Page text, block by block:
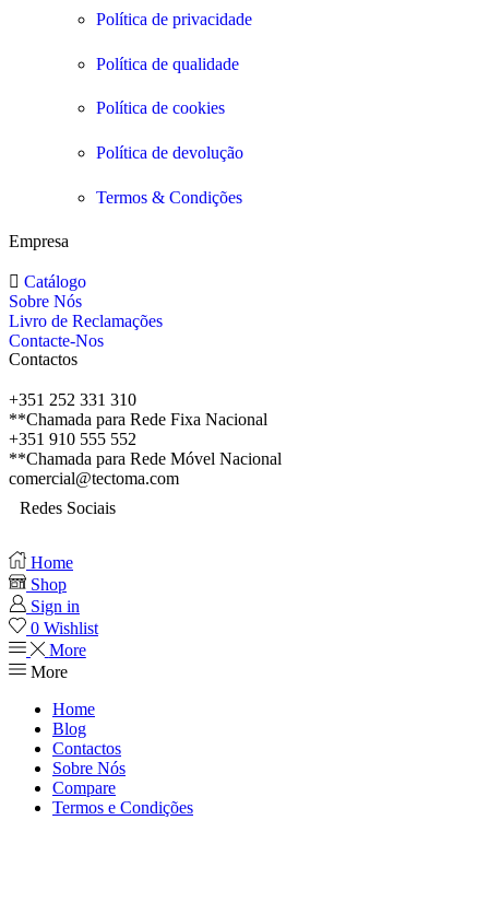
Política de privacidade
Política de qualidade
Política de cookies
Política de devolução
Termos & Condições
Empresa
Catálogo
Sobre Nós
Livro de Reclamações
Contacte-Nos
Contactos
+351 252 331 310
**Chamada para Rede Fixa Nacional
+351 910 555 552
**Chamada para Rede Móvel Nacional
comercial@tectoma.com
Redes Sociais
Home
Shop
Sign in
0 Wishlist
More
More
Home
Blog
Contactos
Sobre Nós
Compare
Termos e Condições